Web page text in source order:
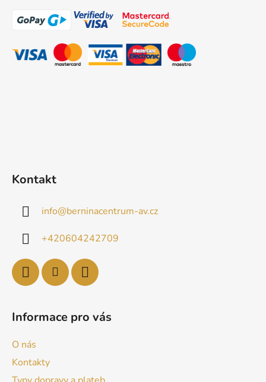
Kontakt
info@berninacentrum-av.cz
+420604242709
Informace pro vás
O nás
Kontakty